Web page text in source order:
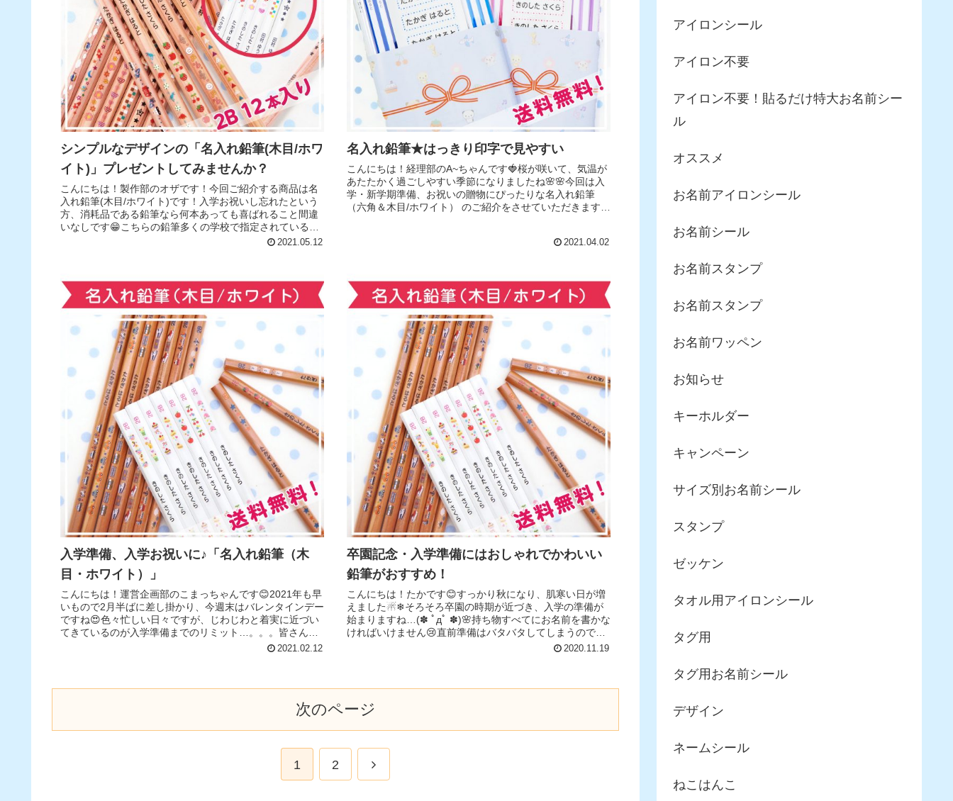
シンプルなデザインの「名入れ鉛筆(木目/ホワ
イト)」プレゼントしてみませんか？
こんにちは！製作部のオザです！今回ご紹介する商品は名
入れ鉛筆(木目/ホワイト)です！入学お祝いし忘れたという
方、消耗品である鉛筆なら何本あっても喜ばれること間違
いなしです😁こちらの鉛筆多くの学校で指定されている2B
2021.05.12
名入れ鉛筆★はっきり印字で見やすい
こんにちは！経理部のA~ちゃんです🍓桜が咲いて、気温が
あたたかく過ごしやすい季節になりましたね🌸🌸今回は入
学・新学期準備、お祝いの贈物にぴったりな名入れ鉛筆
（六角＆木目/ホワイト） のご紹介をさせていただきます
2021.04.02
入学準備、入学お祝いに♪「名入れ鉛筆（木
目・ホワイト）」
こんにちは！運営企画部のこまっちゃんです😊2021年も早
いもので2月半ばに差し掛かり、今週末はバレンタインデー
ですね😍色々忙しい日々ですが、じわじわと着実に近づい
てきているのが入学準備までのリミット…。。。皆さんは
2021.02.12
卒園記念・入学準備にはおしゃれでかわいい
鉛筆がおすすめ！
こんにちは！たかです😊すっかり秋になり、肌寒い日が増
えました☃❄そろそろ卒園の時期が近づき、入学の準備が
始まりますね…(✽ ﾟдﾟ ✽)🌸持ち物すべてにお名前を書かな
ければいけません😢直前準備はバタバタしてしまうので、
2020.11.19
次のページ
1 2
アイロンシール
アイロン不要
アイロン不要！貼るだけ特大お名前シー
ル
オススメ
お名前アイロンシール
お名前シール
お名前スタンプ
お名前スタンプ
お名前ワッペン
お知らせ
キーホルダー
キャンペーン
サイズ別お名前シール
スタンプ
ゼッケン
タオル用アイロンシール
タグ用
タグ用お名前シール
デザイン
ネームシール
ねこはんこ